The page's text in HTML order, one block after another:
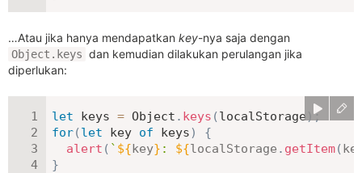
…Atau jika hanya mendapatkan key-nya saja dengan
Object.keys dan kemudian dilakukan perulangan jika
diperlukan:
let keys = Object . keys (localStorage );
for(let key of keys)
{
alert ( ` ${key} : ${localStorage . getItem(
}